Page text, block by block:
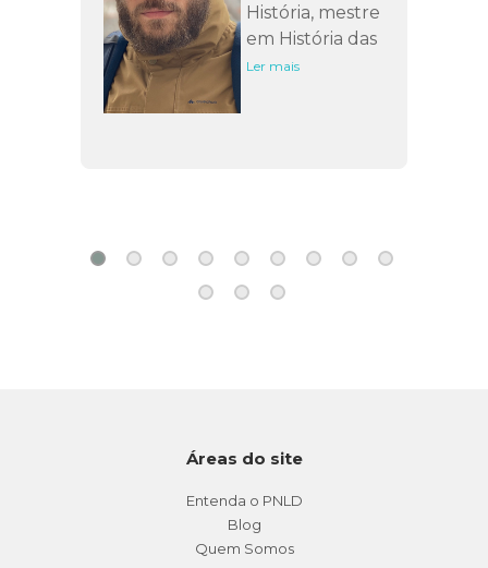
História, mestre
em História das
Ciências e
Ler mais
Áreas do site
Entenda o PNLD
Blog
Quem Somos